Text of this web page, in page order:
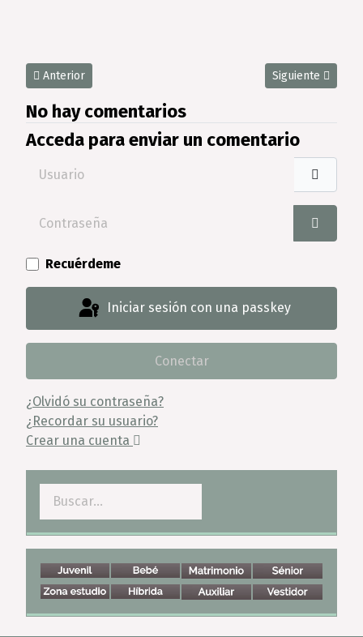
Artículo anterior: Ejemplo 3D de amueblamiento de una
Anterior Artículo
Siguiente
No hay comentarios
Acceda para enviar un comentario
Usuario
Contraseña
Recuérdeme
Iniciar sesión con una passkey
Conectar
¿Olvidó su contraseña?
¿Recordar su usuario?
Crear una cuenta
Buscar